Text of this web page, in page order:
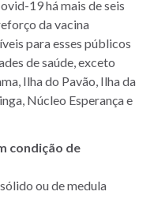
19 há mais de seis
da vacina
para esses públicos
de saúde, exceto
Ilha do Pavão, Ilha da
Núcleo Esperança e
condição de
ou de medula